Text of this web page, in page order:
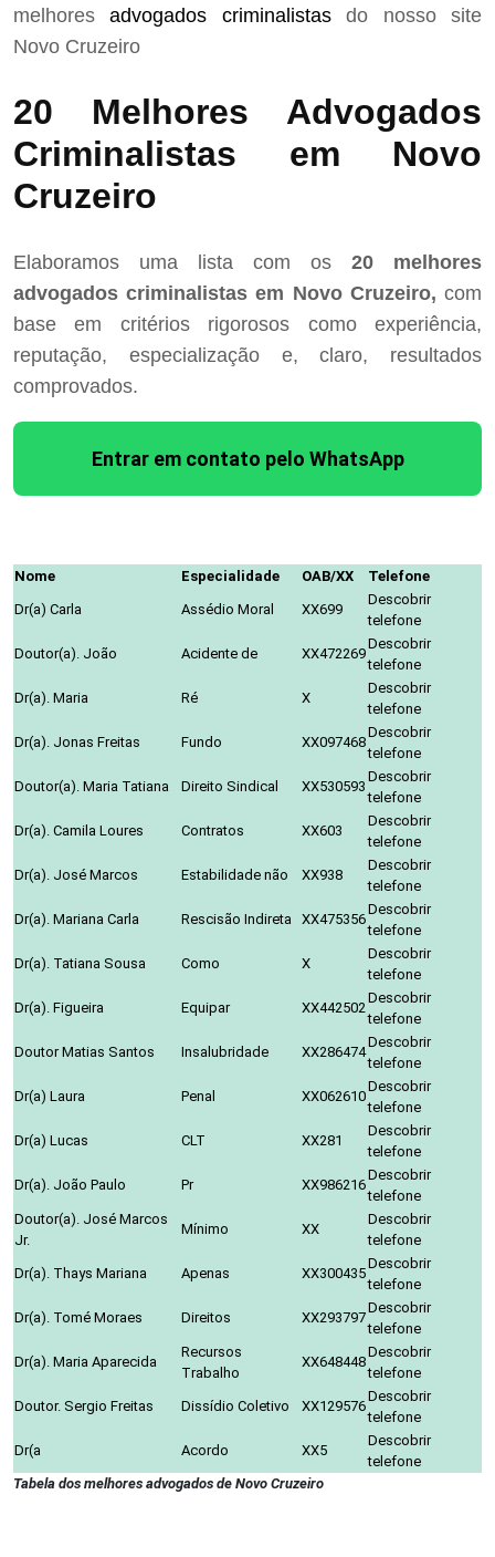
melhoresadvogados criminalistasdo nosso site
Novo Cruzeiro
20 Melhores Advogados
Criminalistas em Novo
Cruzeiro
Elaboramos uma lista com os 20 melhores
advogados criminalistas em Novo Cruzeiro, com
base em critérios rigorosos como experiência,
reputação, especialização e, claro, resultados
comprovados.
Entrar em contato pelo WhatsApp
Nome Especialidade OAB/XX
Telefone
Dr(a) Carla
Assédio Moral XX699
Descobrir
telefone
Doutor(a). João
Acidente de XX472269
Descobrir
telefone
Dr(a). Maria
Ré X
Descobrir
telefone
Dr(a). Jonas Freitas
Fundo XX097468
Descobrir
telefone
Doutor(a). Maria Tatiana
Direito Sindical XX530593
Descobrir
telefone
Dr(a). Camila Loures
Contratos XX603
Descobrir
telefone
Dr(a). José Marcos
Estabilidade não XX938
Descobrir
telefone
Dr(a). Mariana Carla
Rescisão Indireta XX475356
Descobrir
telefone
Dr(a). Tatiana Sousa
Como X
Descobrir
telefone
Dr(a). Figueira
Equipar XX442502
Descobrir
telefone
Doutor Matias Santos
Insalubridade XX286474
Descobrir
telefone
Dr(a) Laura
Penal XX062610
Descobrir
telefone
Dr(a) Lucas
CLT XX281
Descobrir
telefone
Dr(a). João Paulo
Pr XX986216
Descobrir
telefone
Doutor(a). José Marcos
Jr.
Mínimo XX
Descobrir
telefone
Dr(a). Thays Mariana
Apenas XX300435
Descobrir
telefone
Dr(a). Tomé Moraes
Direitos XX293797
Descobrir
telefone
Dr(a). Maria Aparecida
Recursos
Trabalho
XX648448
Descobrir
telefone
Doutor. Sergio Freitas
Dissídio Coletivo XX129576
Descobrir
telefone
Dr(a
Acordo XX5
Descobrir
telefone
Tabela dos melhores advogados de Novo Cruzeiro